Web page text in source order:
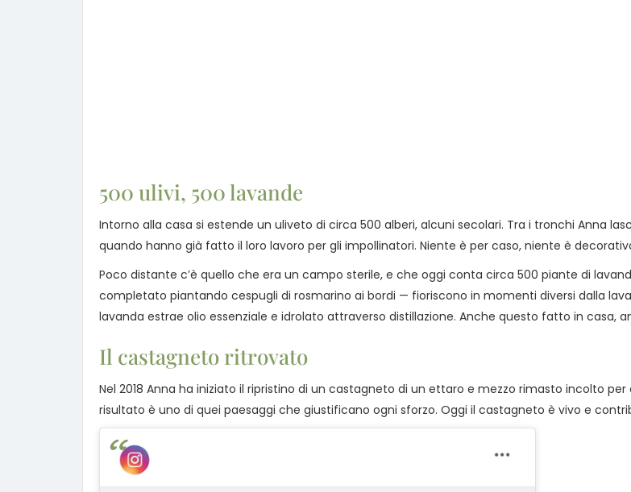
500 ulivi, 500 lavande
Intorno alla casa si estende un uliveto di circa 500 alberi, alcuni secolari. Tra i tronchi Anna
quando hanno già fatto il loro lavoro per gli impollinatori. Niente è per caso, niente è
Poco distante c’è quello che era un campo sterile, e che oggi conta circa 500 piante di
completato piantando cespugli di rosmarino ai bordi — fioriscono in momenti diversi dalla
lavanda estrae olio essenziale e idrolato attraverso distillazione. Anche questo fatto in casa,
Il castagneto ritrovato
Nel 2018 Anna ha iniziato il ripristino di un castagneto di un ettaro e mezzo rimasto incolto
risultato è uno di quei paesaggi che giustificano ogni sforzo. Oggi il castagneto è vivo e